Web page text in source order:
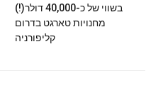
בשווי של כ-40,000 דולר(!)
מחנויות טארגט בדרום
קליפורניה